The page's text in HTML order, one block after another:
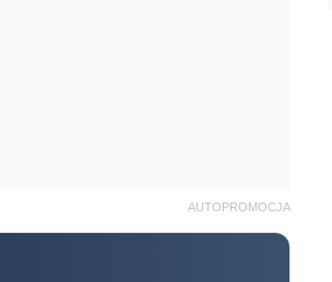
AUTOPROMOCJA